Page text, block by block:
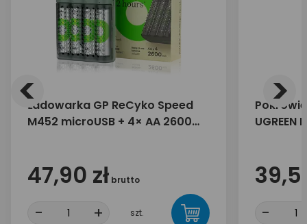
Ładowarka GP ReCyko Speed
M452 microUSB + 4× AA 2600
47,90 zł brutto
- + szt.
UGREEN
-
< >